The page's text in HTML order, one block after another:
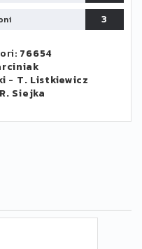
3
76654
- T. Listkiewicz
R. Siejka